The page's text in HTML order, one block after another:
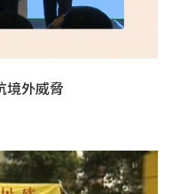
境外威脅